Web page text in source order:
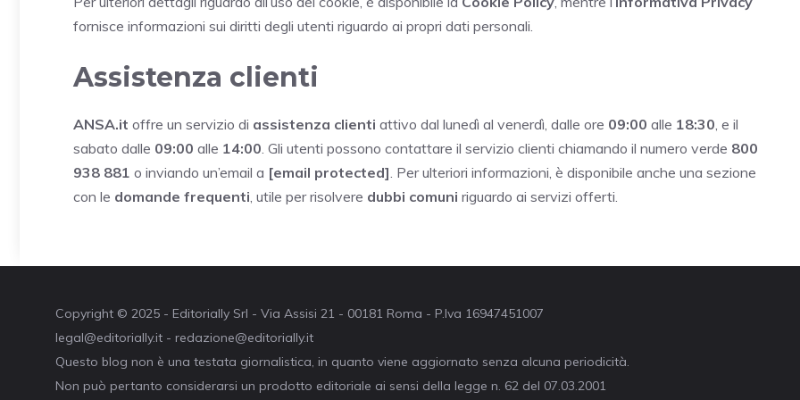
fornisce informazioni sui diritti degli utenti riguardo ai propri dati personali.
Assistenza clienti
ANSA.it offre un servizio di assistenza clienti attivo dal lunedì al venerdì, dalle ore 09:00 alle 18:30, e il
sabato dalle 09:00 alle 14:00. Gli utenti possono contattare il servizio clienti chiamando il numero verde 800
938 881 o inviando un’email a [email protected]. Per ulteriori informazioni, è disponibile anche una sezione
con le domande frequenti, utile per risolvere dubbi comuni riguardo ai servizi offerti.
Copyright © 2025 - Editorially Srl - Via Assisi 21 - 00181 Roma - P.Iva 16947451007
legal@editorially.it - redazione@editorially.it
Questo blog non è una testata giornalistica, in quanto viene aggiornato senza alcuna periodicità.
Non può pertanto considerarsi un prodotto editoriale ai sensi della legge n. 62 del 07.03.2001